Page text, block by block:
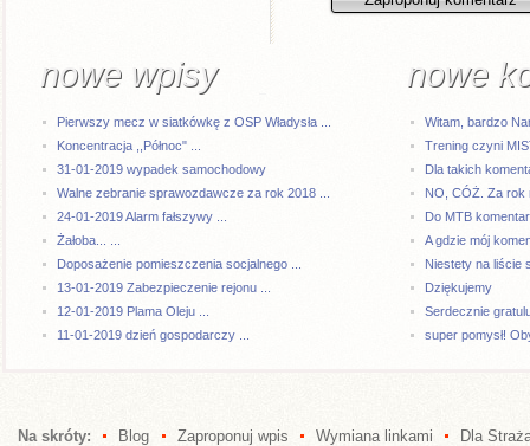
nowe wpisy
Pierwszy mecz w siatkówkę z OSP Władysła ...
Koncentracja ,,Północ" ...
31-01-2019 wypadek samochodowy
Walne zebranie sprawozdawcze za rok 2018 ...
24-01-2019 Alarm fałszywy ...
Żałoba... ...
Doposażenie pomieszczenia socjalnego ...
13-01-2019 Zabezpieczenie rejonu ...
12-01-2019 Plama Oleju ...
11-01-2019 dzień gospodarczy ...
nowe
Witam, bardzo
Trening czyni
Dla takich
NO, CÓŻ. Za rok
Do MTB
A gdzie mój
Niestety na liście
Dziękujemy
Serdecznie
super pomysł!
Na skróty: Blog Zaproponuj wpis Wymiana linkami Dla